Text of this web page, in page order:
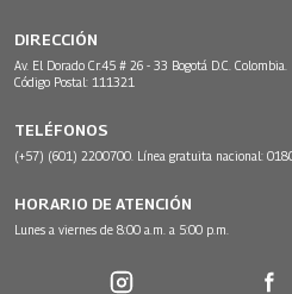
DIRECCIÓN
Av. El Dorado Cr.45 # 26 - 33 Bogotá D.C. Colombia.
Código Postal: 111321
TELÉFONOS
(+57) (601) 2200700. Línea gratuita nacional:
HORARIO DE ATENCIÓN
Lunes a viernes de 8:00 a.m. a 5:00 p.m.